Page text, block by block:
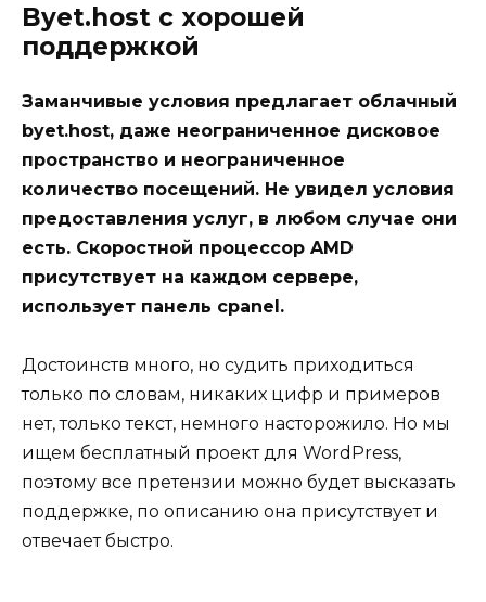
Byet.host с хорошей
поддержкой
Заманчивые условия предлагает облачный
byet.host, даже неограниченное дисковое
пространство и неограниченное
количество посещений. Не увидел условия
предоставления услуг, в любом случае они
есть. Скоростной процессор AMD
присутствует на каждом сервере,
использует панель cpanel.
Достоинств много, но судить приходиться
только по словам, никаких цифр и примеров
нет, только текст, немного насторожило. Но мы
ищем бесплатный проект для WordPress,
поэтому все претензии можно будет высказать
поддержке, по описанию она присутствует и
отвечает быстро.